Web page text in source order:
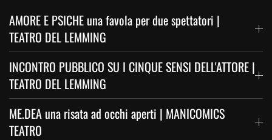
AMORE E PSICHE una favola per due spettatori |
TEATRO DEL LEMMING
INCONTRO PUBBLICO SU I CINQUE SENSI DELL'ATTORE |
TEATRO DEL LEMMING
ME.DEA una risata ad occhi aperti | MANICOMICS
TEATRO